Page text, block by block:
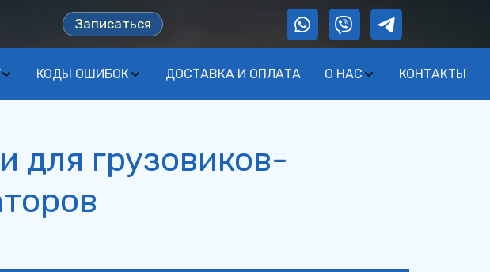
Записаться
КОДЫ ОШИБОК ДОСТАВКА И ОПЛАТА О НАС КОНТАКТЫ
для грузовиков-